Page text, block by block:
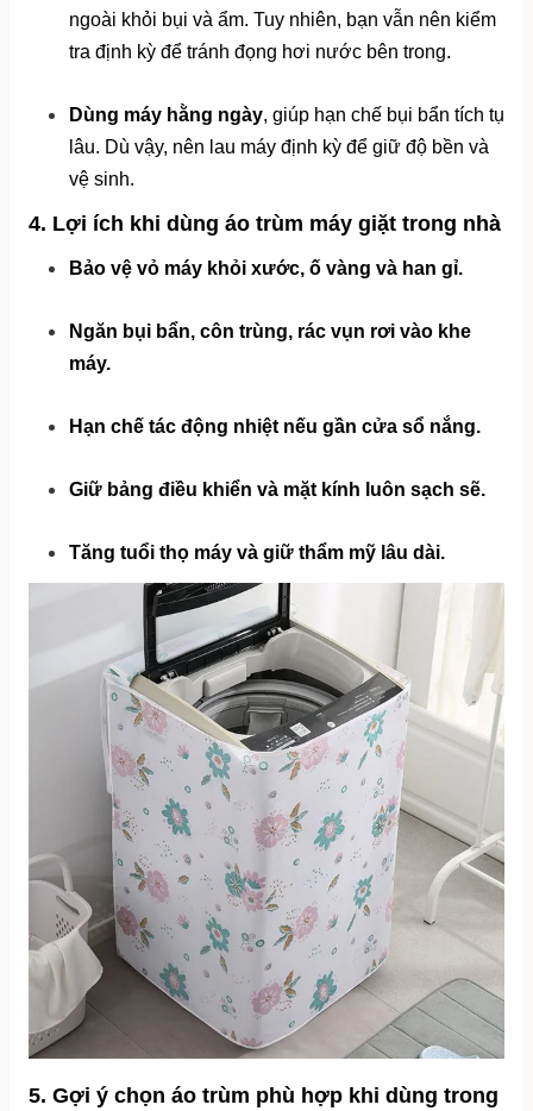
ngoài khỏi bụi và ẩm. Tuy nhiên, bạn vẫn nên kiểm
tra định kỳ để tránh đọng hơi nước bên trong.
Dùng máy hằng ngày, giúp hạn chế bụi bẩn tích tụ
lâu. Dù vậy, nên lau máy định kỳ để giữ độ bền và
vệ sinh.
4. Lợi ích khi dùng áo trùm máy giặt trong nhà
Bảo vệ vỏ máy khỏi xước, ố vàng và han gỉ.
Ngăn bụi bẩn, côn trùng, rác vụn rơi vào khe
máy.
Hạn chế tác động nhiệt nếu gần cửa sổ nắng.
Giữ bảng điều khiển và mặt kính luôn sạch sẽ.
Tăng tuổi thọ máy và giữ thẩm mỹ lâu dài.
5. Gợi ý chọn áo trùm phù hợp khi dùng trong